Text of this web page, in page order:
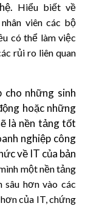
Hiểu biết về
viên các bộ
có thể làm việc
rủi ro liên quan
cho những sinh
hoặc những
là nền tảng tốt
nghiệp công
về IT của bản
một nền tảng
hơn vào các
của IT, chứng